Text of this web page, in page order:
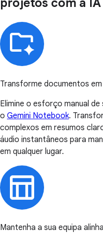
Transforme documentos
Elimine o esforço manual
o Gemini Notebook.
complexos em resumos
áudio instantâneos para
em qualquer lugar.
Mantenha a sua equipa